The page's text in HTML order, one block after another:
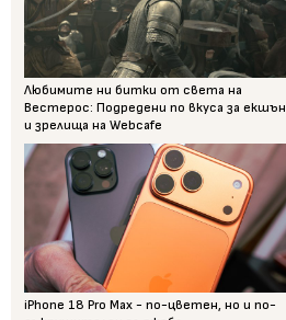
Любимите ни битки от света на
Вестерос: Подредени по вкуса за екшън
и зрелища на Webcafe
iPhone 18 Pro Max - по-цветен, но и по-